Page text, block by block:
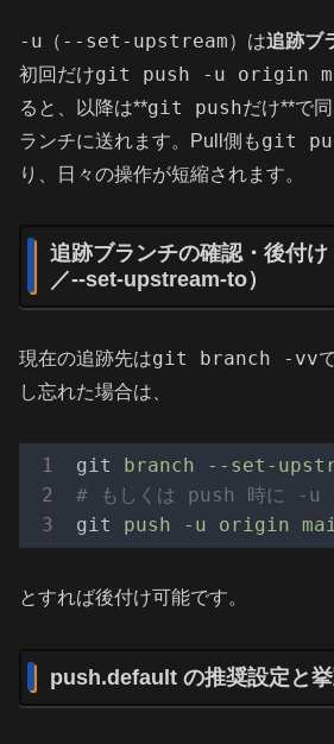
-u （ --set-upstream）は追跡ブ
初回だけgit push -u origin
ると、以降は**git pushだけ**で
ランチに送れます。Pull側もgit
り、日々の操作が短縮されます。
追跡ブランチの確認・後付
／--set-upstream-to）
現在の追跡先はgit branch -vv
し忘れた場合は、
git
branch --set-
# もしくは push 時に -u
git
push -u origin
とすれば後付け可能です。
push.default の推奨設定と